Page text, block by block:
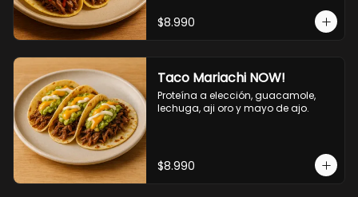
$8.990
Taco Mariachi NOW!
Proteína a elección, guacamole,
lechuga, aji oro y mayo de ajo.
$8.990